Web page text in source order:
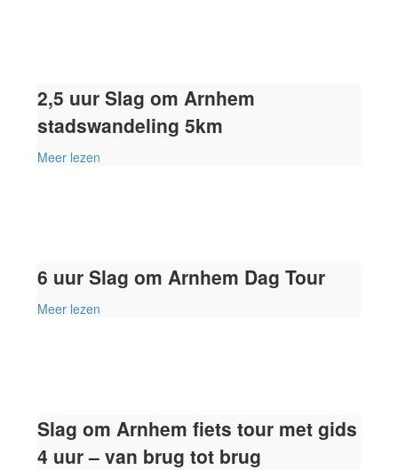
2,5 uur Slag om Arnhem
stadswandeling 5km
Meer lezen
6 uur Slag om Arnhem Dag Tour
Meer lezen
Slag om Arnhem fiets tour met gids
4 uur – van brug tot brug